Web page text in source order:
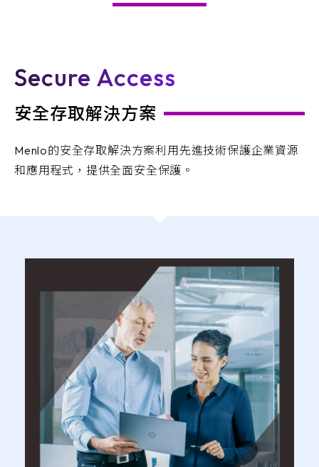
Secure Access
安全存取解決方案
Menlo的安全存取解決方案利用先進技術保護企業資源
和應用程式，提供全面安全保護。